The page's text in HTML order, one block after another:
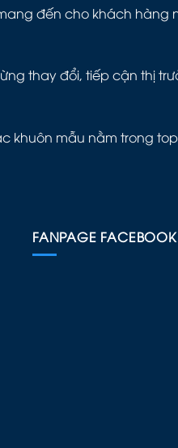
đến cho khách hàng
thay đổi, tiếp cận thị
khuôn mẫu nằm trong
FANPAGE FACEBOOK